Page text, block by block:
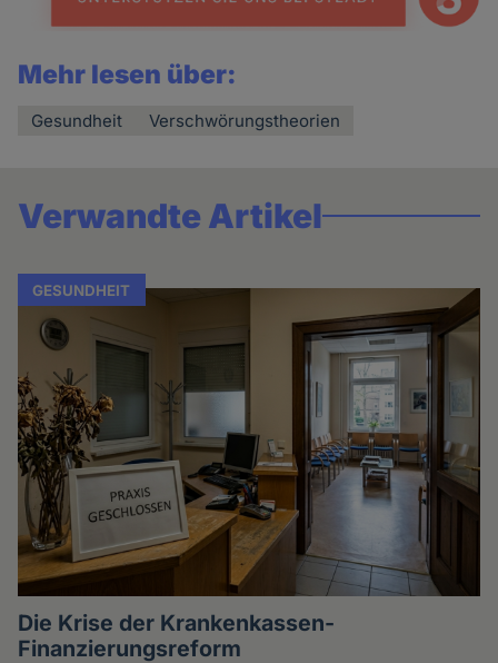
Mehr lesen über:
Gesundheit Verschwörungstheorien
Verwandte Artikel
GESUNDHEIT
Die Krise der Krankenkassen-
Finanzierungsreform